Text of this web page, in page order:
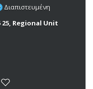
Διαπιστευμένη
Regional Unit